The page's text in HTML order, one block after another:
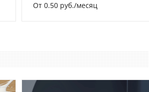
От 0.50 руб./месяц